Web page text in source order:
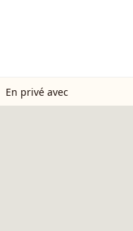
En privé avec